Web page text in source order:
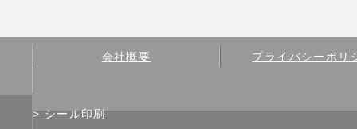
会社概要 プライバシーポリ
シール印刷